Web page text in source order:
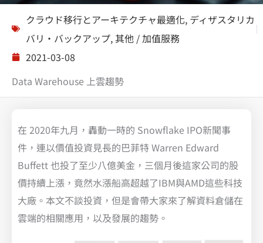
ソリューション
クラウド移行とアーキテクチャ最適化, ディザスタリカ
バリ・バックアップ, 其他 / 加值服務
2021-03-08
Data Warehouse 上雲趨勢
在 2020年九月，轟動一時的 Snowflake IPO新聞事
件，連以價值投資見長的巴菲特 Warren Edward
Buffett 也投了至少八億美金，三個月後這家公司的股
價持續上漲，竟然水漲船高超越了IBM與AMD這些科技
大廠。本文不談投資，但是會帶大家來了解資料倉儲在
雲端的相關應用，以及發展的趨勢。